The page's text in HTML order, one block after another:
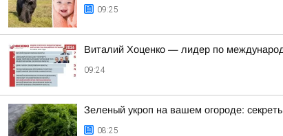
09:25
Виталий Хоценко — лидер по
09:24
Зеленый укроп на вашем огороде:
08:25